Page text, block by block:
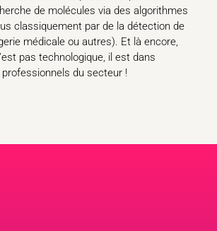
de molécules via des algorithmes
classiquement par de la détection de
médicale ou autres). Et là encore,
pas technologique, il est dans
professionnels du secteur !